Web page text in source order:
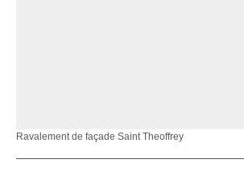
Ravalement de façade Saint Theoffrey